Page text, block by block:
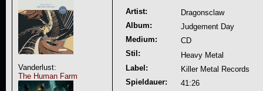
Vanderlust:
The Human Farm
Artist:
Dragonsclaw
Album:
Judgement Day
Medium:
CD
Stil:
Heavy Metal
Label:
Killer Metal Records
Spieldauer:
41:26